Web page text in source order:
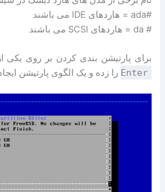
#ada = هاردهای IDE می باشند
# da = هاردهای SCSI می باشند
برای پارتیشن بندی کردن بر روی یکی
Enter را زده و یک الگوی پارتیشن